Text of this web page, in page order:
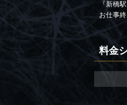
『新橋
お仕事
料金